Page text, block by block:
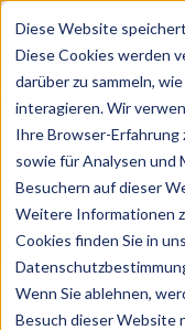
Diese Website
Diese Cookies werden
darüber zu sammeln,
interagieren. Wir
Ihre Browser-Erfahrung
sowie für Analysen und
Besuchern auf dieser
Weitere Informationen
Cookies finden Sie in
Wenn Sie ablehnen,
Besuch dieser Website
Features
Solutions
BlogCharts
Login